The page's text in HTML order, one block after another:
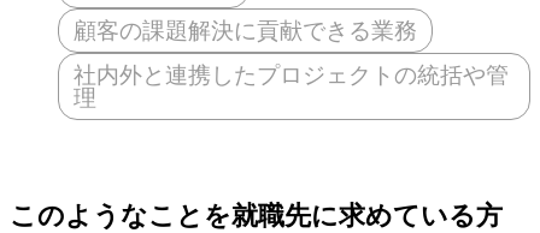
顧客の課題解決に貢献できる業務
社内外と連携したプロジェクトの統括や管
理
このようなことを就職先に求めている方